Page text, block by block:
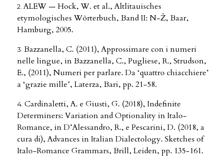
ALEW — Hock, W. et al., Altlitauisches
etymologisches Wörterbuch, Band II: N-Ž, Baar,
Hamburg, 2005.
Bazzanella, C. (2011), Approssimare con i numeri
nelle lingue, in Bazzanella, C., Pugliese, R., Strudson,
E., (2011), Numeri per parlare. Da ‘quattro chiacchiere’
a ‘grazie mille’, Laterza, Bari, pp. 21-58.
Cardinaletti, A. e Giusti, G. (2018), Indefinite
Determiners: Variation and Optionality in Italo-
Romance, in D’Alessandro, R., e Pescarini, D. (2018, a
cura di), Advances in Italian Dialectology. Sketches of
Italo-Romance Grammars, Brill, Leiden, pp. 135-161.